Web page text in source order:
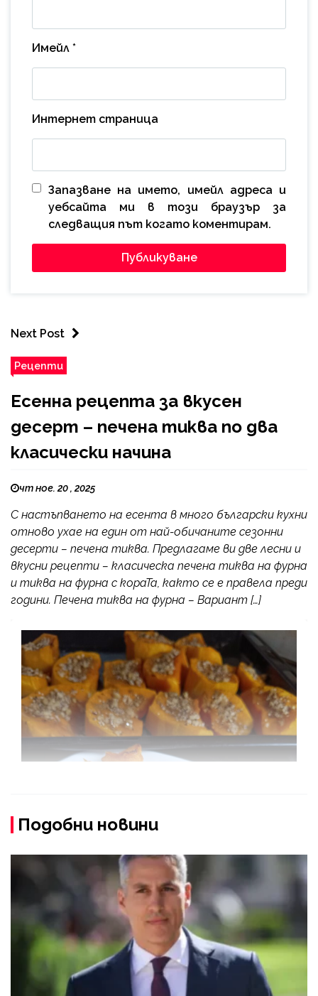
Имейл *
Интернет страница
Запазване на името, имейл адреса и
уебсайта ми в този браузър за
следващия път когато коментирам.
Next Post
Рецепти
Есенна рецепта за вкусен
десерт – печена тиква по два
класически начина
чт ное. 20 , 2025
С настъпването на есента в много български кухни
отново ухае на един от най-обичаните сезонни
десерти – печена тиква. Предлагаме ви две лесни и
вкусни рецепти – класическа печена тиква на фурна
и тиква на фурна с кораТа, както се е правела преди
години. Печена тиква на фурна – Вариант […]
Подобни новини